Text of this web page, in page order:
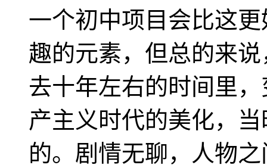
一个初中项目会比这
趣的元素，但总的来
去十年左右的时间里
产主义时代的美化，
的。剧情无聊，人物